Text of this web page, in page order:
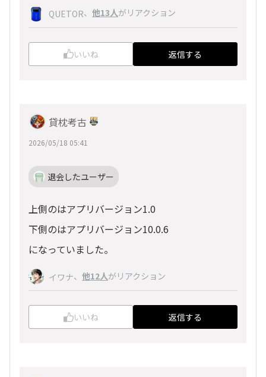
QUETOR、 他13人がリアクション
いいね 返信する
貸枕考古
2026/05/18 05:41
退会したユーザー
上側のはアプリバージョン1.0
下側のはアプリバージョン10.0.6
になっていました。
イワナ、 他12人がリアクション
いいね 返信する